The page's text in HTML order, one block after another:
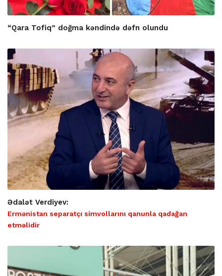
“Qara Tofiq” doğma kəndində dəfn olundu
Ədalət Verdiyev:
Ermənistan separatçı simvollarını qanunla qadağan
etməlidir